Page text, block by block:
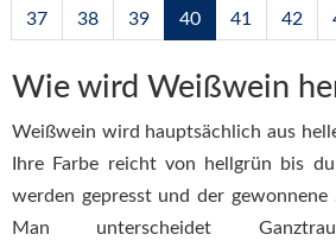
37 38 39 40 41 42
Wie wird Weißwein
Weißwein wird hauptsächlich aus
Ihre Farbe reicht von hellgrün bis
werden gepresst und der gewonnene
Man unterscheidet